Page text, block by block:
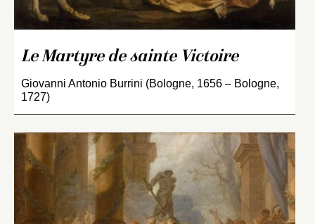
Le Martyre de sainte Victoire
Giovanni Antonio Burrini (Bologne, 1656 – Bologne,
1727)